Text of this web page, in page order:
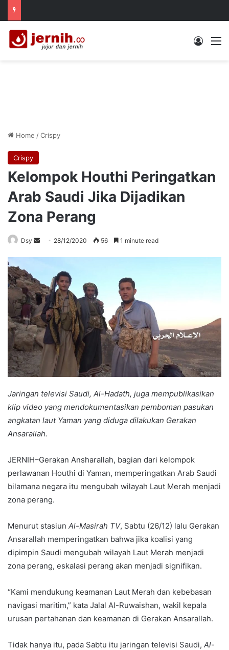
Log In
Home /Crispy
Crispy
Kelompok Houthi Peringatkan
Arab Saudi Jika Dijadikan
Zona Perang
Dsy
Send 28/12/2020 56 1 minute read
Jaringan televisi Saudi, Al-Hadath, juga mempublikasikan
klip video yang mendokumentasikan pemboman pasukan
angkatan laut Yaman yang diduga dilakukan Gerakan
Ansarallah.
JERNIH–Gerakan Ansharallah, bagian dari kelompok
perlawanan Houthi di Yaman, memperingatkan Arab Saudi
bilamana negara itu mengubah wilayah Laut Merah menjadi
zona perang.
Menurut stasiun Al-Masirah TV, Sabtu (26/12) lalu Gerakan
Ansarallah memperingatkan bahwa jika koalisi yang
dipimpin Saudi mengubah wilayah Laut Merah menjadi
zona perang, eskalasi perang akan menjadi signifikan.
“Kami mendukung keamanan Laut Merah dan kebebasan
navigasi maritim,” kata Jalal Al-Ruwaishan, wakil kepala
urusan pertahanan dan keamanan di Gerakan Ansarallah.
Tidak hanya itu, pada Sabtu itu jaringan televisi Saudi, Al-